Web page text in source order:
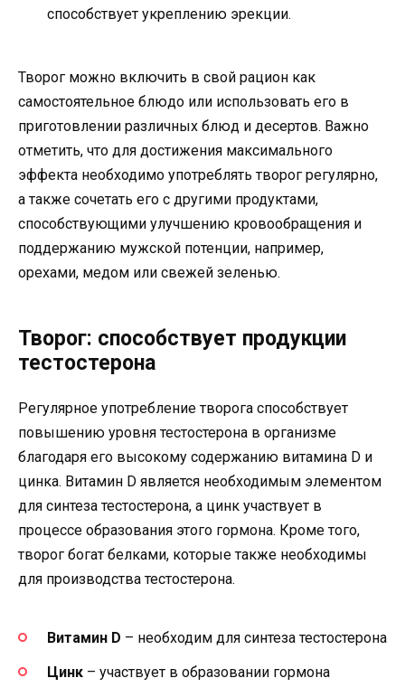
способствует укреплению эрекции.
Творог можно включить в свой рацион как
самостоятельное блюдо или использовать его в
приготовлении различных блюд и десертов. Важно
отметить, что для достижения максимального
эффекта необходимо употреблять творог регулярно,
а также сочетать его с другими продуктами,
способствующими улучшению кровообращения и
поддержанию мужской потенции, например,
орехами, медом или свежей зеленью.
Творог: способствует продукции
тестостерона
Регулярное употребление творога способствует
повышению уровня тестостерона в организме
благодаря его высокому содержанию витамина D и
цинка. Витамин D является необходимым элементом
для синтеза тестостерона, а цинк участвует в
процессе образования этого гормона. Кроме того,
творог богат белками, которые также необходимы
для производства тестостерона.
Витамин D – необходим для синтеза тестостерона
Цинк – участвует в образовании гормона